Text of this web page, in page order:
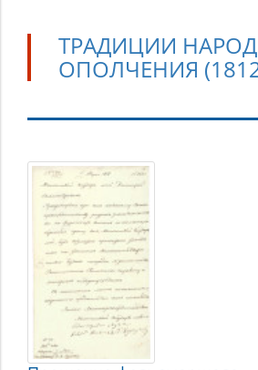
ТРАДИЦИИ
ОПОЛЧЕНИЯ
Традиции
народного
ополчения
(1812
г.)